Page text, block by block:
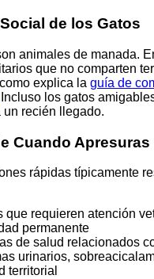
de los Gatos
animales de manada.
que no comparten
explica la guía de
Incluso los gatos
un recién llegado.
Cuando Apresuras
rápidas típicamente
que requieren atención
permanente
de salud relacionados
urinarios,
territorial